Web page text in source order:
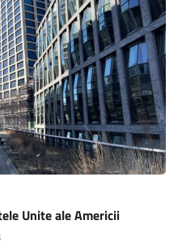
Unite ale Americii